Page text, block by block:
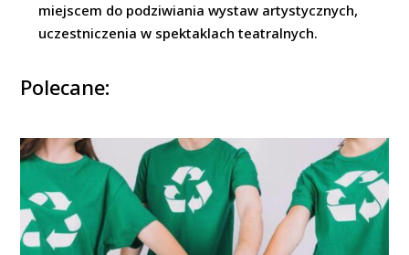
miejscem do podziwiania wystaw artystycznych,
uczestniczenia w spektaklach teatralnych.
Polecane: